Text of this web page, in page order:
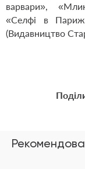
варвари»,
«Селфі в
(Видавництво